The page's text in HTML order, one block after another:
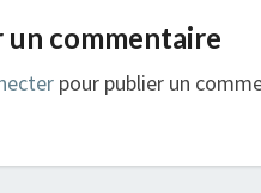
un commentaire
pour publier un